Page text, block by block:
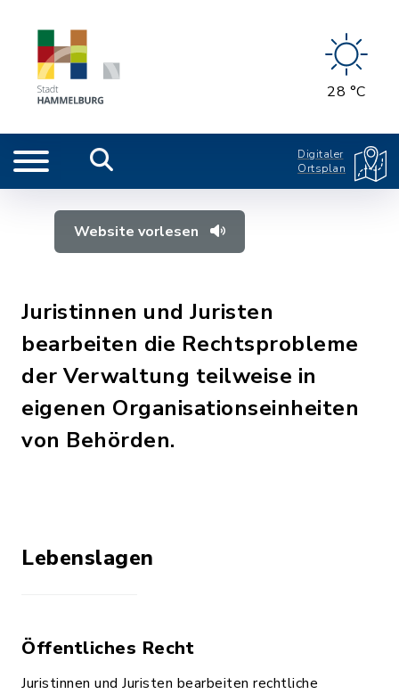
28 °C
Digitaler
Ortsplan
Website vorlesen
Juristinnen und Juristen
bearbeiten die Rechtsprobleme
der Verwaltung teilweise in
eigenen Organisationseinheiten
von Behörden.
Lebenslagen
Öffentliches Recht
Juristinnen und Juristen bearbeiten rechtliche